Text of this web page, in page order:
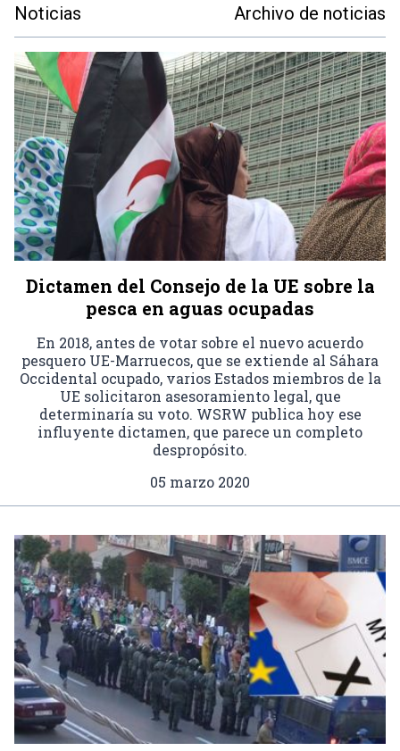
Noticias Archivo de noticias
Dictamen del Consejo de la UE sobre la
pesca en aguas ocupadas
En 2018, antes de votar sobre el nuevo acuerdo
pesquero UE-Marruecos, que se extiende al Sáhara
Occidental ocupado, varios Estados miembros de la
UE solicitaron asesoramiento legal, que
determinaría su voto. WSRW publica hoy ese
influyente dictamen, que parece un completo
despropósito.
05 marzo 2020